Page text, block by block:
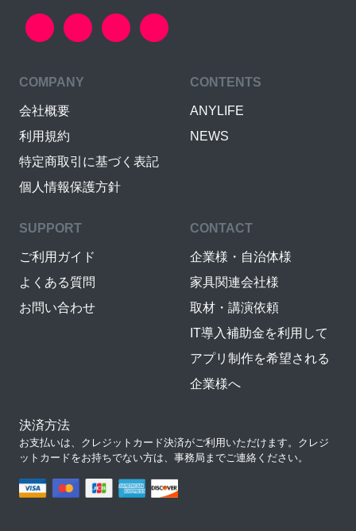
COMPANY
会社概要
利用規約
特定商取引に基づく表記
個人情報保護方針
CONTENTS
ANYLIFE
NEWS
SUPPORT
ご利用ガイド
よくある質問
お問い合わせ
CONTACT
企業様・自治体様
家具関連会社様
取材・講演依頼
IT導入補助金を利用して
アプリ制作を希望される
企業様へ
決済方法
お支払いは、クレジットカード決済がご利用いただけます。クレジ
ットカードをお持ちでない方は、事務局までご連絡ください。